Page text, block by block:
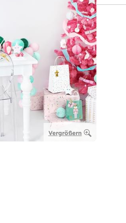
Vergrößern